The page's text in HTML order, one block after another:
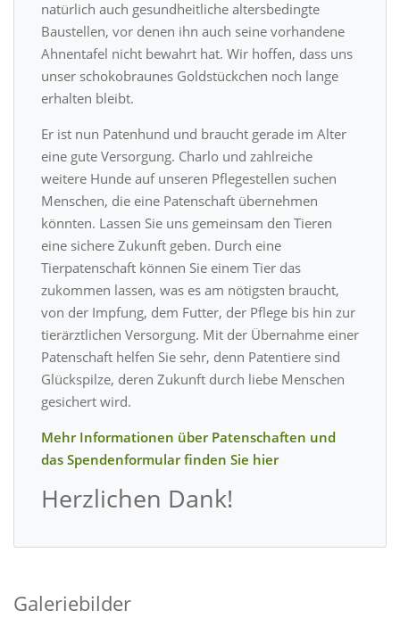
natürlich auch gesundheitliche altersbedingte
Baustellen, vor denen ihn auch seine vorhandene
Ahnentafel nicht bewahrt hat. Wir hoffen, dass uns
unser schokobraunes Goldstückchen noch lange
erhalten bleibt.
Er ist nun Patenhund und braucht gerade im Alter
eine gute Versorgung. Charlo und zahlreiche
weitere Hunde auf unseren Pflegestellen suchen
Menschen, die eine Patenschaft übernehmen
könnten. Lassen Sie uns gemeinsam den Tieren
eine sichere Zukunft geben. Durch eine
Tierpatenschaft können Sie einem Tier das
zukommen lassen, was es am nötigsten braucht,
von der Impfung, dem Futter, der Pflege bis hin zur
tierärztlichen Versorgung. Mit der Übernahme einer
Patenschaft helfen Sie sehr, denn Patentiere sind
Glückspilze, deren Zukunft durch liebe Menschen
gesichert wird.
Mehr Informationen über Patenschaften und
das Spendenformular finden Sie hier
Herzlichen Dank!
Galeriebilder